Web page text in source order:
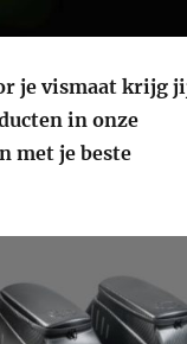
je vismaat krijg
in onze
met je beste